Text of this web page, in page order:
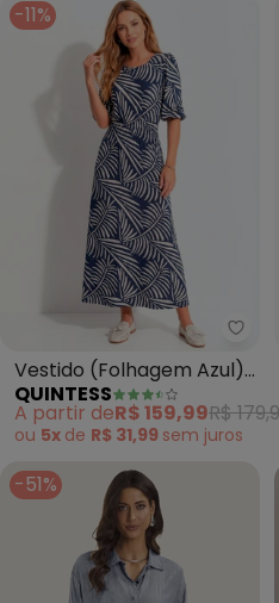
-11%
Vestido (Folhagem Azul)
em Malha de Viscose
QUINTESS
A partir deR$ 159,99R$
ou 5x de R$ 31,99 sem juros
-51%